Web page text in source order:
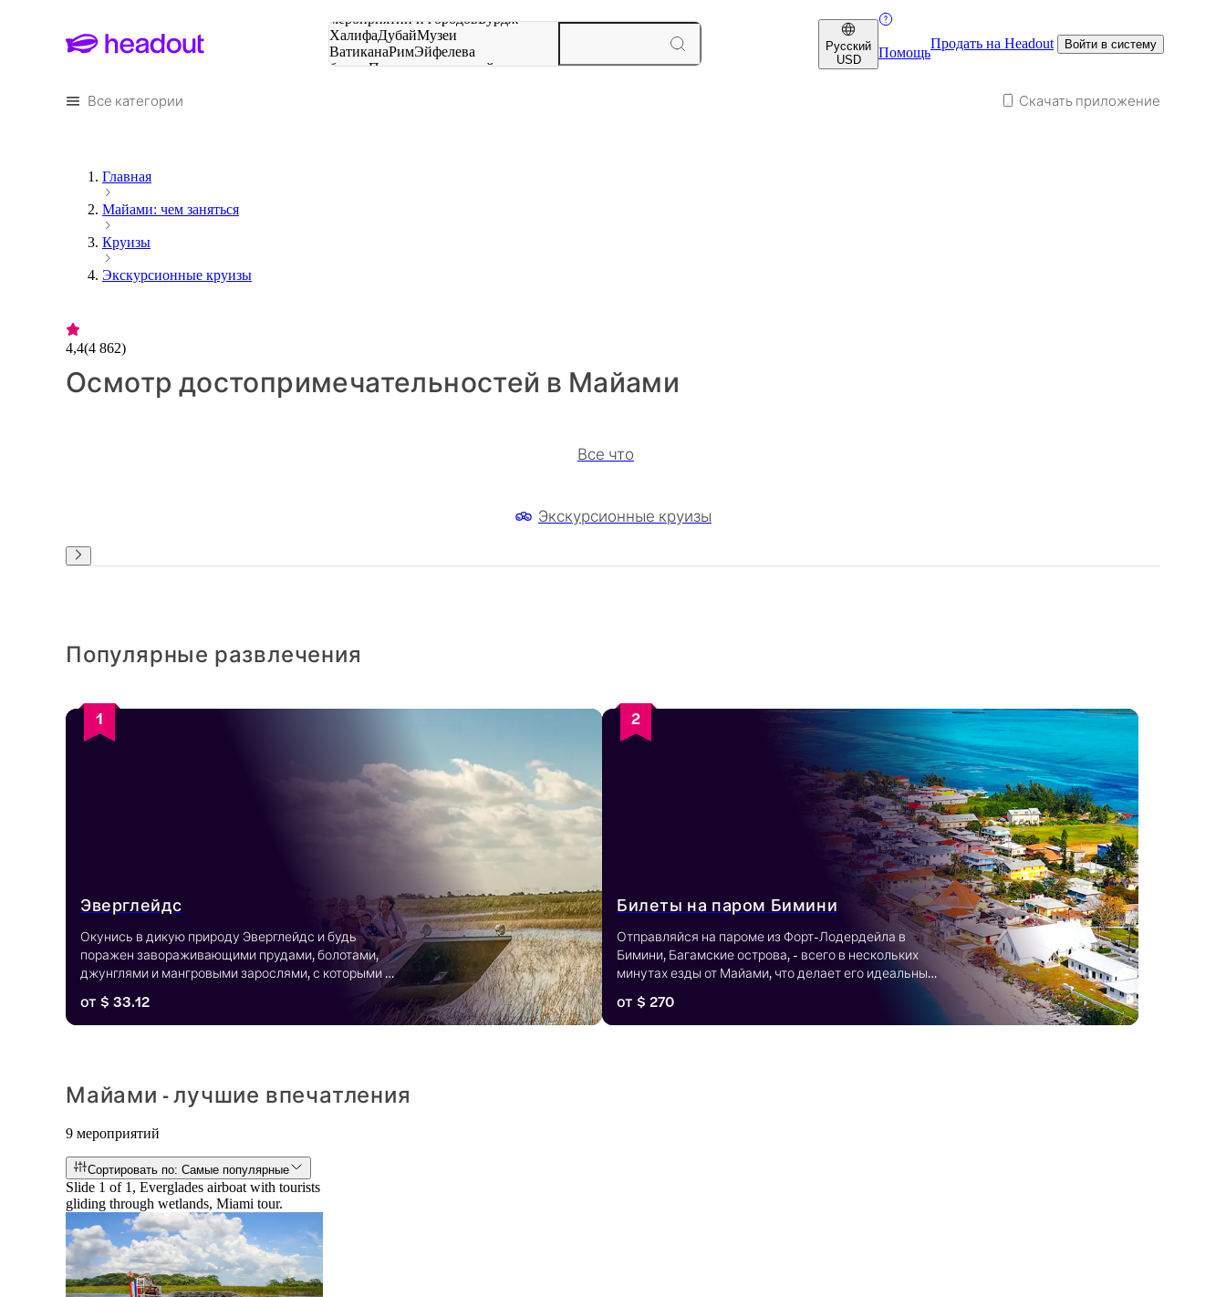
мероприятий и городовБурдж-
ХалифаДубайМузеи
ВатиканаРимЭйфелева
башняПарижмероприятий и
Русский
USD
Помощь
Продать на Headout Войти в систему
Все категории Скачать приложение
Главная
Майами: чем заняться
Круизы
Экскурсионные круизы
4,4(4 862)
Осмотр достопримечательностей в Майами
Все что
Экскурсионные круизы
Популярные развлечения
1
Эверглейдс
Окунись в дикую природу Эверглейдс и будь
поражен завораживающими прудами, болотами,
джунглями и мангровыми зарослями, с которыми
достопримечательность Эверглейдс - Акулья
долина, для которой характерны лиственные
от $ 33.12
2
Билеты на паром Бимини
Отправляйся на пароме из Форт-Лодердейла в
Бимини, Багамские острова, - всего в нескольких
минутах езды от Майами, что делает его идеальным
для гостей Южной Флориды. Насладись чистыми
водами, песчаными пляжами и легким доступом к
островной жизни, совершив быстрое и удобное
от $ 270
Майами - лучшие впечатления
9 мероприятий
Сортировать по: Самые популярные
Slide 1 of 1, Everglades airboat with tourists
gliding through wetlands, Miami tour.